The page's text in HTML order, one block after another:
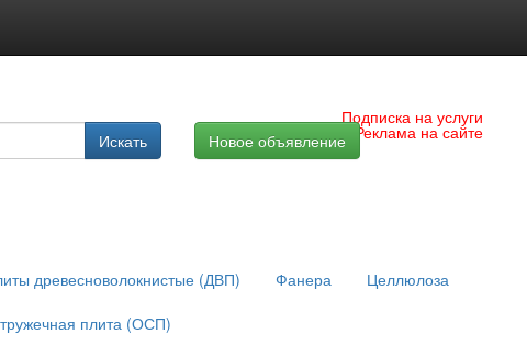
Подписка на услуги
Реклама на сайте
Искать Новое объявление
древесноволокнистые (ДВП) Фанера
Целлюлоза
плита (ОСП)